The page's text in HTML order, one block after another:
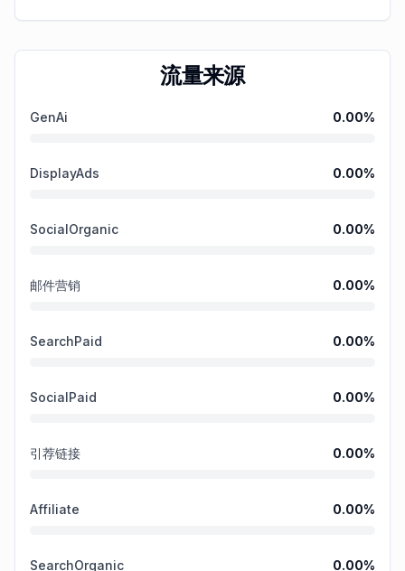
流量来源
GenAi 0.00%
DisplayAds 0.00%
SocialOrganic 0.00%
邮件营销 0.00%
SearchPaid 0.00%
SocialPaid 0.00%
引荐链接 0.00%
Affiliate 0.00%
SearchOrganic 0.00%